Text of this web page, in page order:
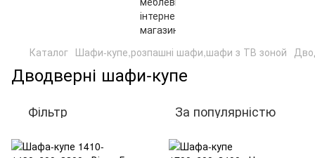
Каталог Шафи-купе,розпашні шафи,шафи з ТВ зоной
Дводверні шафи-купе
Фільтр За популярністю